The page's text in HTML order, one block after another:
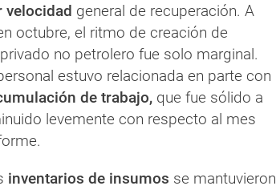
velocidad general de recuperación. A
octubre, el ritmo de creación de
no petrolero fue solo marginal.
estuvo relacionada en parte con
de trabajo, que fue sólido a
levemente con respecto al mes
inventarios de insumos se mantuvieron